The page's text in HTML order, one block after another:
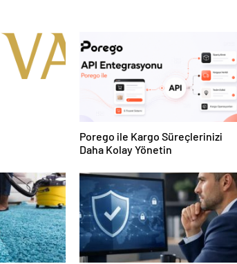
Porego ile Kargo Süreçlerinizi
Daha Kolay Yönetin